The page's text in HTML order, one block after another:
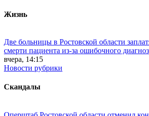
Жизнь
Две больницы в Ростовской области
смерти пациента из-за ошибочного
вчера, 14:15
Новости рубрики
Скандалы